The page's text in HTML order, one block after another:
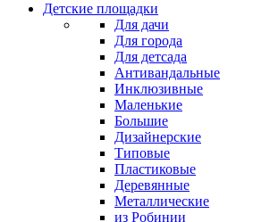
Детские площадки
Для дачи
Для города
Для детсада
Антивандальные
Инклюзивные
Маленькие
Большие
Дизайнерские
Типовые
Пластиковые
Деревянные
Металлические
из Робинии